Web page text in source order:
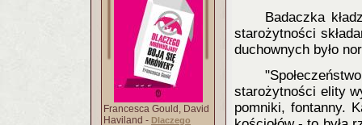
Francesca Gould, David
Haviland - Dlaczego
Badaczka
starożytności
duchownych było
starożytności elity
pomniki, fontanny.